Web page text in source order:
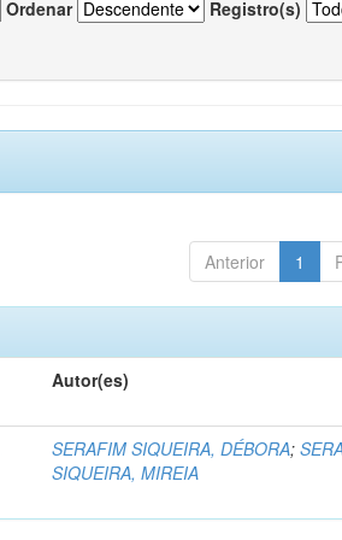
Ordenar Registro(s)
Anterior 1
Autor(es)
SERAFIM SIQUEIRA, DÉBORA;
SIQUEIRA, MIREIA